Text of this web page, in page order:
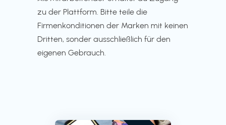
zu der Plattform. Bitte teile die
Firmenkonditionen der Marken mit keinen
Dritten, sonder ausschließlich für den
eigenen Gebrauch.